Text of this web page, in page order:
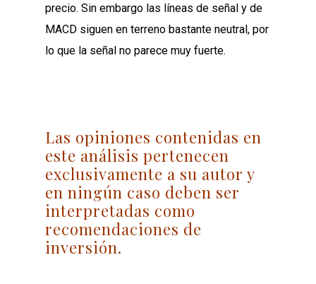
precio. Sin embargo las líneas de señal y de
MACD siguen en terreno bastante neutral, por
lo que la señal no parece muy fuerte.
Las opiniones contenidas en
este análisis pertenecen
exclusivamente a su autor y
en ningún caso deben ser
interpretadas como
recomendaciones de
inversión.